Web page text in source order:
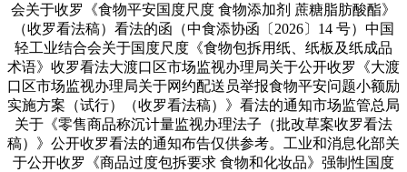
会关于收罗《食物平安国度尺度 食物添加剂 蔗糖脂肪酸酯》
（收罗看法稿）看法的函（中食添协函〔2026〕14 号）中国
轻工业结合会关于国度尺度《食物包拆用纸、纸板及纸成品
术语》收罗看法大渡口区市场监视办理局关于公开收罗《大渡
口区市场监视办理局关于网约配送员举报食物平安问题小额励
实施方案（试行）（收罗看法稿）》看法的通知市场监管总局
关于《零售商品称沉计量监视办理法子（批改草案收罗看法
稿）》公开收罗看法的通知布告仅供参考。工业和消息化部关
于公开收罗《商品过度包拆要求 食物和化妆品》强制性国度